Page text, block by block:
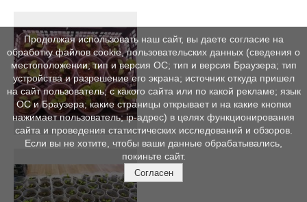
Продолжая использовать наш сайт, вы даете согласие на
обработку файлов cookie, пользовательских данных (сведения о
местоположении; тип и версия ОС; тип и версия Браузера; тип
устройства и разрешение его экрана; источник откуда пришел
на сайт пользователь; с какого сайта или по какой рекламе; язык
ОС и Браузера; какие страницы открывает и на какие кнопки
нажимает пользователь; ip-адрес) в целях функционирования
сайта и проведения статистических исследований и обзоров.
Если вы не хотите, чтобы ваши данные обрабатывались,
покиньте сайт.
Согласен